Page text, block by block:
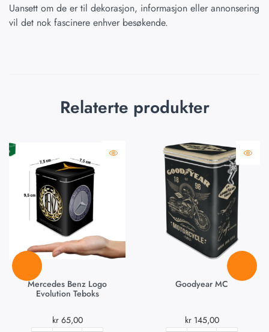
Uansett om de er til dekorasjon, informasjon eller annonsering
vil det nok fascinere enhver besøkende.
Relaterte produkter
Mercedes Benz Logo
Evolution Teboks
kr65,00
Goodyear MC
kr145,00